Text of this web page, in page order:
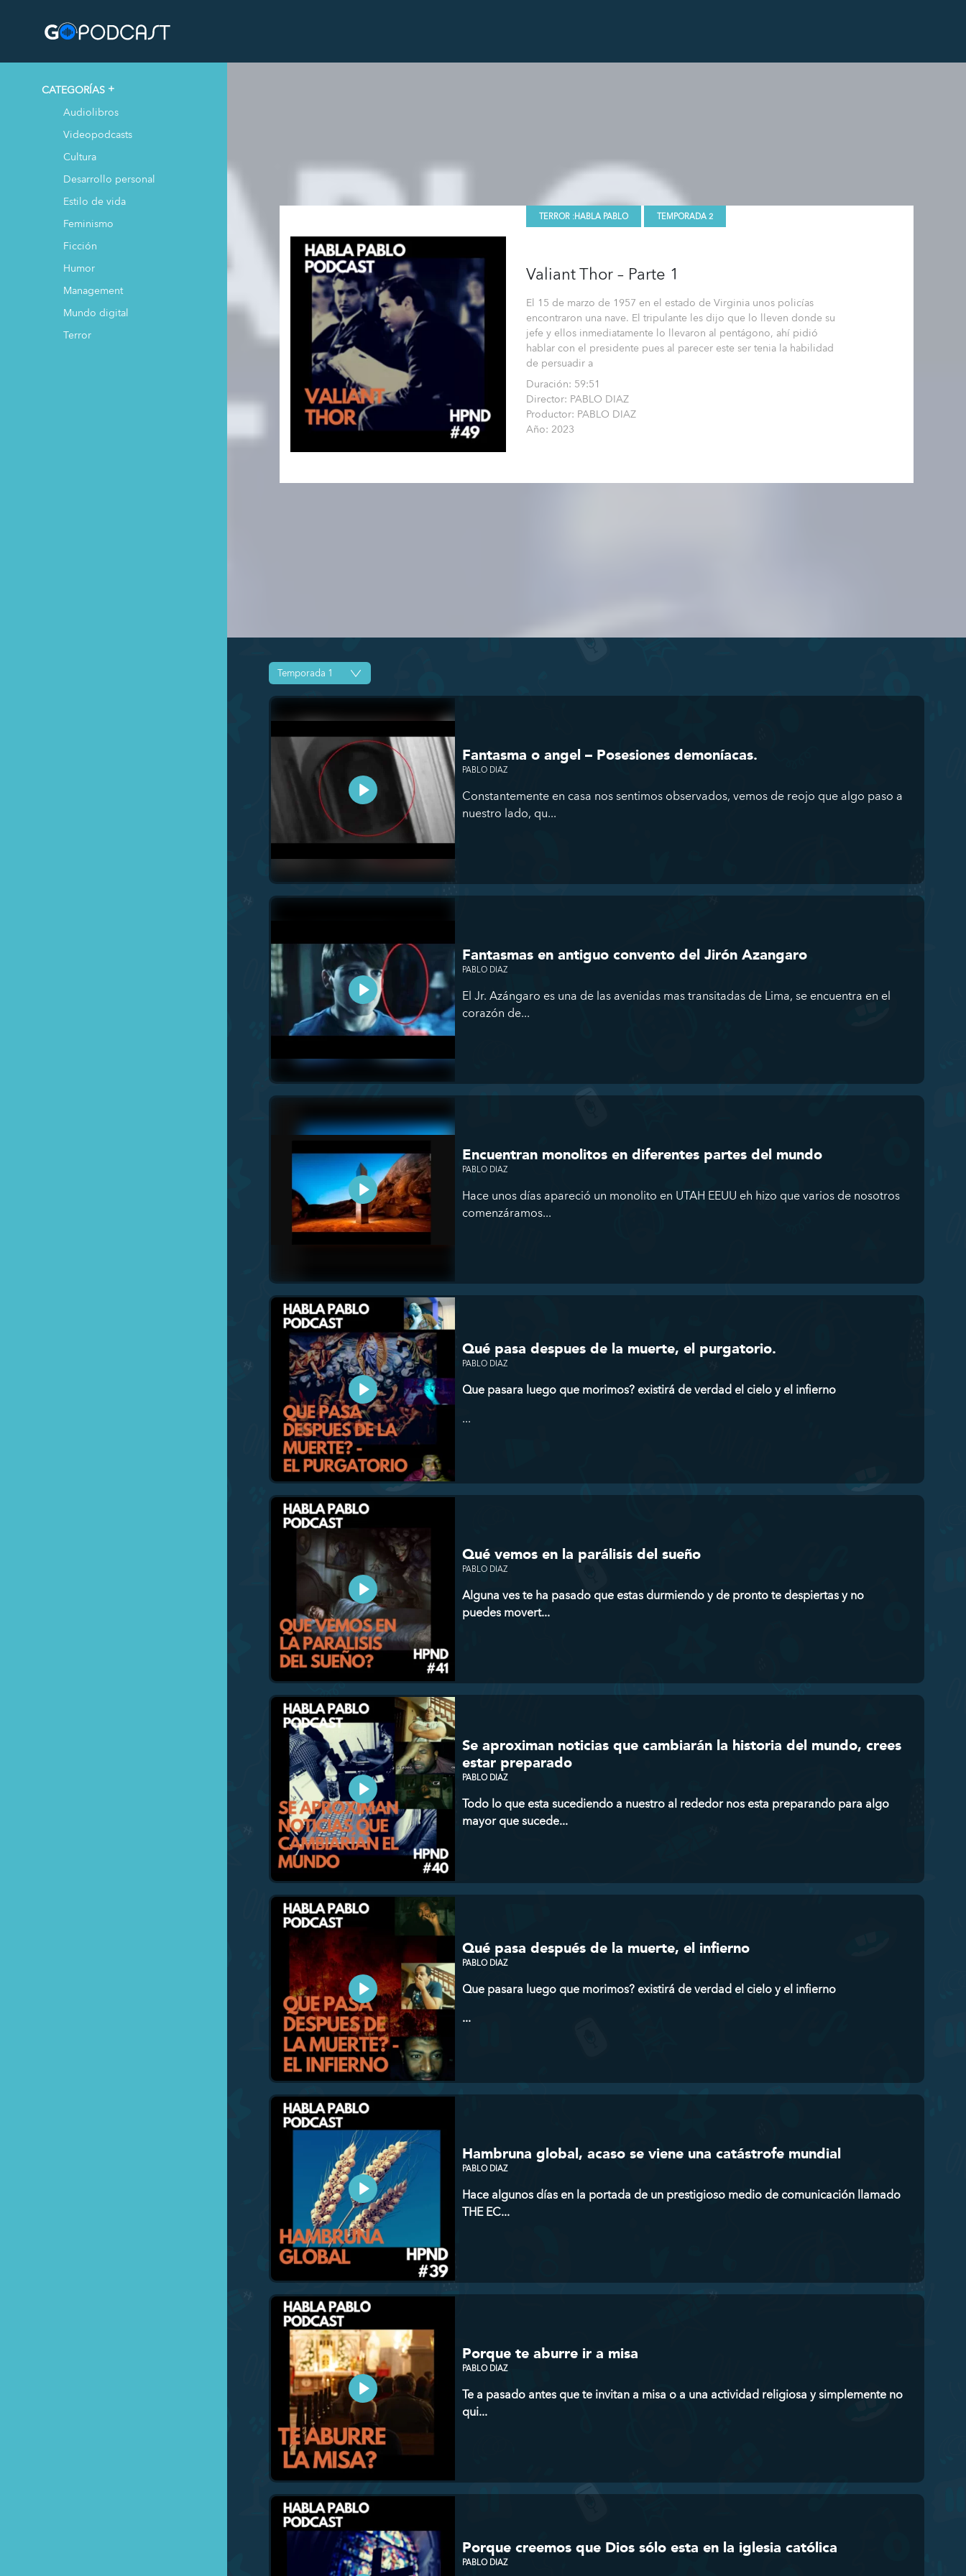
CATEGORÍAS
Audiolibros
Videopodcasts
Cultura
Desarrollo personal
Estilo de vida
Feminismo
Ficción
Humor
Management
Mundo digital
Terror
TERROR :HABLA PABLO TEMPORADA 2
Valiant Thor – Parte 1
El 15 de marzo de 1957 en el estado de Virginia unos policías
encontraron una nave. El tripulante les dijo que lo lleven donde su
jefe y ellos inmediatamente lo llevaron al pentágono, ahí pidió
hablar con el presidente pues al parecer este ser tenia la habilidad
de persuadir a
Duración: 59:51
Director: PABLO DIAZ
Productor: PABLO DIAZ
Año: 2023
Fantasma o angel – Posesiones demoníacas.
PABLO DIAZ
Constantemente en casa nos sentimos observados, vemos de reojo que algo paso a
nuestro lado, qu...
Fantasmas en antiguo convento del Jirón Azangaro
PABLO DIAZ
El Jr. Azángaro es una de las avenidas mas transitadas de Lima, se encuentra en el
corazón de...
Encuentran monolitos en diferentes partes del mundo
PABLO DIAZ
Hace unos días apareció un monolito en UTAH EEUU eh hizo que varios de nosotros
comenzáramos...
Qué pasa despues de la muerte, el purgatorio.
PABLO DIAZ
Que pasara luego que morimos? existirá de verdad el cielo y el infierno
...
Qué vemos en la parálisis del sueño
PABLO DIAZ
Alguna ves te ha pasado que estas durmiendo y de pronto te despiertas y no
puedes movert...
Se aproximan noticias que cambiarán la historia del mundo, crees
estar preparado
PABLO DIAZ
Todo lo que esta sucediendo a nuestro al rededor nos esta preparando para algo
mayor que sucede...
Qué pasa después de la muerte, el infierno
PABLO DIAZ
Que pasara luego que morimos? existirá de verdad el cielo y el infierno
...
Hambruna global, acaso se viene una catástrofe mundial
PABLO DIAZ
Hace algunos días en la portada de un prestigioso medio de comunicación llamado
THE EC...
Porque te aburre ir a misa
PABLO DIAZ
Te a pasado antes que te invitan a misa o a una actividad religiosa y simplemente no
qui...
Porque creemos que Dios sólo esta en la iglesia católica
PABLO DIAZ